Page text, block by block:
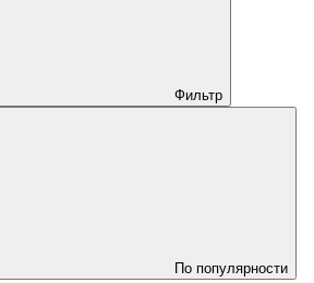
Фильтр
По популярности